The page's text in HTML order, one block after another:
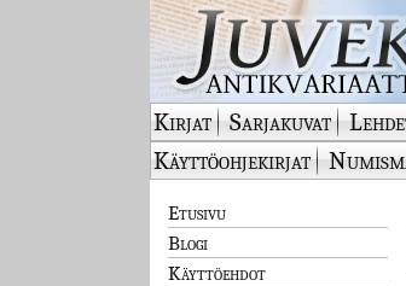
Kirjat Sarjakuvat
Käyttöohjekirjat
Etusivu
Blogi
Käyttöehdot